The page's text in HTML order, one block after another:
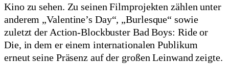
Kino zu sehen. Zu seinen Filmprojekten zählen unter
anderem „Valentine’s Day“, „Burlesque“ sowie
zuletzt der Action-Blockbuster Bad Boys: Ride or
Die, in dem er einem internationalen Publikum
erneut seine Präsenz auf der großen Leinwand zeigte.